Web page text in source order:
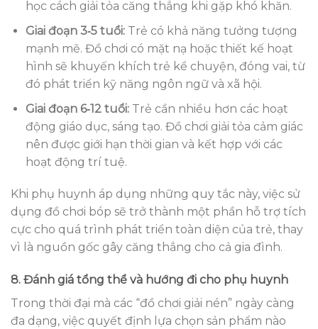
học cách giải tỏa căng thẳng khi gặp khó khăn.
Giai đoạn 3‑5 tuổi:Trẻ có khả năng tưởng tượng
mạnh mẽ. Đồ chơi có mặt nạ hoặc thiết kế hoạt
hình sẽ khuyến khích trẻ kể chuyện, đóng vai, từ
đó phát triển kỹ năng ngôn ngữ và xã hội.
Giai đoạn 6‑12 tuổi:Trẻ cần nhiều hơn các hoạt
động giáo dục, sáng tạo. Đồ chơi giải tỏa cảm giác
nên được giới hạn thời gian và kết hợp với các
hoạt động trí tuệ.
Khi phụ huynh áp dụng những quy tắc này, việc sử
dụng đồ chơi bóp sẽ trở thành một phần hỗ trợ tích
cực cho quá trình phát triển toàn diện của trẻ, thay
vì là nguồn gốc gây căng thẳng cho cả gia đình.
8. Đánh giá tổng thể và hướng đi cho phụ huynh
Trong thời đại mà các “đồ chơi giải nén” ngày càng
đa dạng, việc quyết định lựa chọn sản phẩm nào